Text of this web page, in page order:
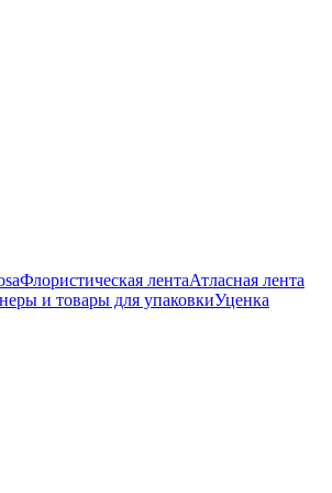
Флористическая лентаАтласная лента
и товары для упаковкиУценка